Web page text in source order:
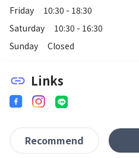
Friday
10:30 - 18:30
Saturday
10:30 - 16:30
Sunday
Closed
link Links
Recommend